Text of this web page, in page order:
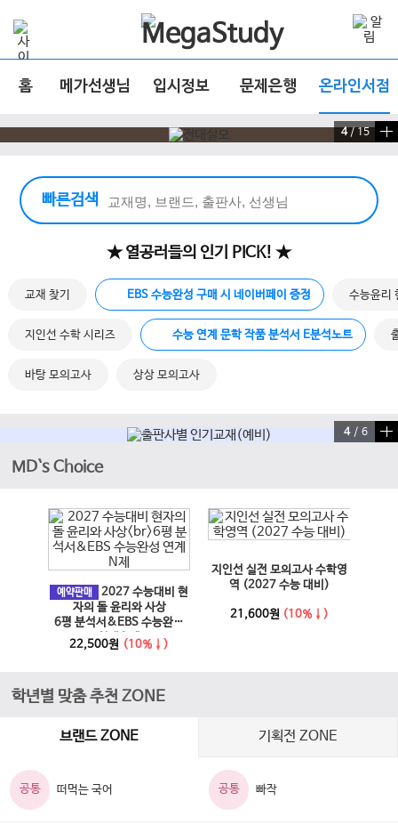
홈 메가선생님 입시정보 문제은행 온라인서점
4/ 15
빠른검색
빠른 검색 실행
★ 열공러들의 인기 PICK! ★
교재 찾기 EBS 수능완성 구매 시 네이버페이 증정 수능윤리
지인선 수학 시리즈 수능 연계 문학 작품 분석서 E분석노트
바탕 모의고사 상상 모의고사
4/ 6
MD`s Choice
예약판매
2027 수능대비 현
자의 돌 윤리와 사상
6평 분석서&EBS 수능완성
연계 N제
22,500원 (10%↓)
지인선 실전 모의고사 수학영
역 (2027 수능 대비)
21,600원 (10%↓)
이전 슬라이드 다음 슬라이드
학년별 맞춤 추천 ZONE
브랜드 ZONE 기획전 ZONE
공통 떠먹는 국어 공통 빠작